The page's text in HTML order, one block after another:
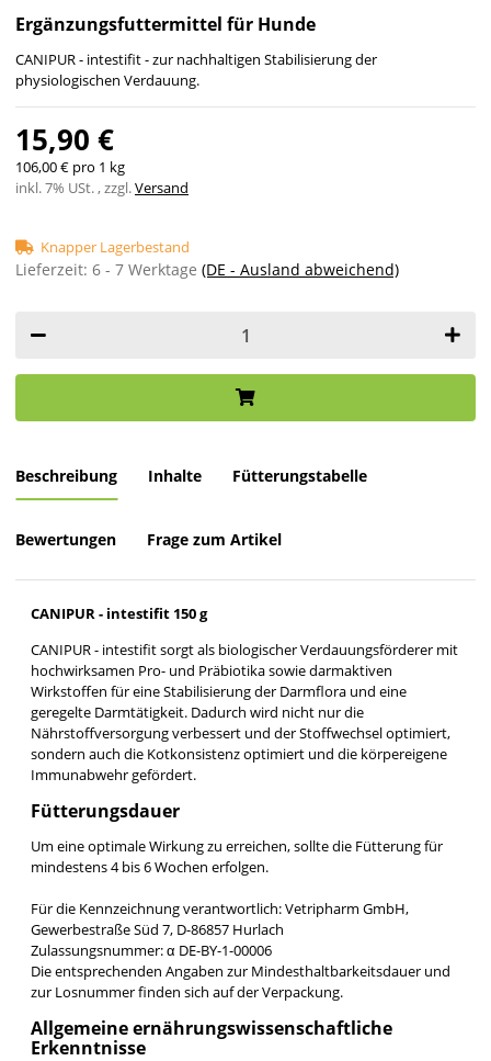
Ergänzungsfuttermittel für Hunde
CANIPUR - intestifit - zur nachhaltigen Stabilisierung der
physiologischen Verdauung.
15,90 €
106,00 € pro 1 kg
inkl. 7% USt. , zzgl.Versand
Knapper Lagerbestand
Lieferzeit: 6 - 7 Werktage (DE - Ausland abweichend)
Beschreibung Inhalte Fütterungstabelle
Bewertungen Frage zum Artikel
CANIPUR - intestifit 150 g
CANIPUR - intestifit sorgt als biologischer Verdauungsförderer mit
hochwirksamen Pro- und Präbiotika sowie darmaktiven
Wirkstoffen für eine Stabilisierung der Darmflora und eine
geregelte Darmtätigkeit. Dadurch wird nicht nur die
Nährstoffversorgung verbessert und der Stoffwechsel optimiert,
sondern auch die Kotkonsistenz optimiert und die körpereigene
Immunabwehr gefördert.
Fütterungsdauer
Um eine optimale Wirkung zu erreichen, sollte die Fütterung für
mindestens 4 bis 6 Wochen erfolgen.
Für die Kennzeichnung verantwortlich: Vetripharm GmbH,
Gewerbestraße Süd 7, D-86857 Hurlach
Zulassungsnummer: α DE-BY-1-00006
Die entsprechenden Angaben zur Mindesthaltbarkeitsdauer und
zur Losnummer finden sich auf der Verpackung.
Allgemeine ernährungswissenschaftliche
Erkenntnisse